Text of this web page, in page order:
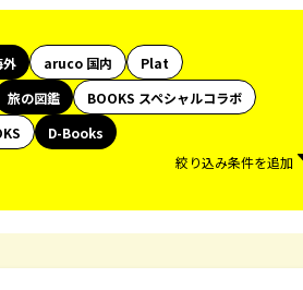
aruco 国内
Plat
旅の図鑑
BOOKS スペシャルコラボ
D-Books
絞り込み条件を追加